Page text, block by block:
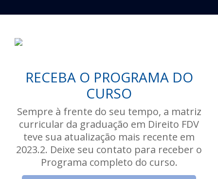
RECEBA O PROGRAMA DO
CURSO
Sempre à frente do seu tempo, a matriz
curricular da graduação em Direito FDV
teve sua atualização mais recente em
2023.2. Deixe seu contato para receber o
Programa completo do curso.